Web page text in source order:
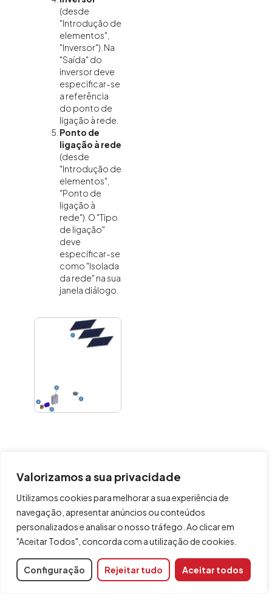
Valorizamos a sua privacidade
Utilizamos cookies para melhorar a sua experiência de
navegação, apresentar anúncios ou conteúdos
personalizados e analisar o nosso tráfego. Ao clicar em
"Aceitar Todos", concorda com a utilização de cookies.
Configuração Rejeitar tudo Aceitar todos
(desde
"Introdução de
elementos",
"Inversor"). Na
"Saída" do
inversor deve
especificar-se
a referência
do ponto de
ligação à rede.
Ponto de
ligação à rede
(desde
"Introdução de
elementos",
"Ponto de
ligação à
rede"). O "Tipo
de ligação"
deve
especificar-se
como "Isolada
da rede" na sua
janela diálogo.
isolada da
rede (com
inversor
híbrido)
Painéis
solares
(em
"Introdução de